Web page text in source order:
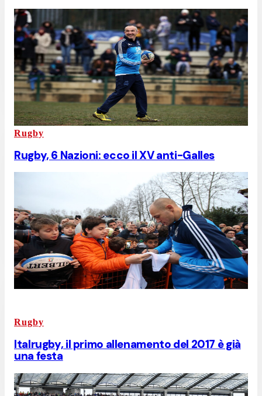
Rugby
Rugby, 6 Nazioni: ecco il XV anti-Galles
Rugby
Italrugby, il primo allenamento del 2017 è già
una festa